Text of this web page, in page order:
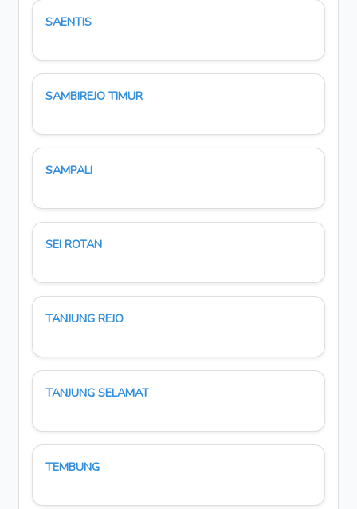
SAENTIS
SAMBIREJO TIMUR
SAMPALI
SEI ROTAN
TANJUNG REJO
TANJUNG SELAMAT
TEMBUNG